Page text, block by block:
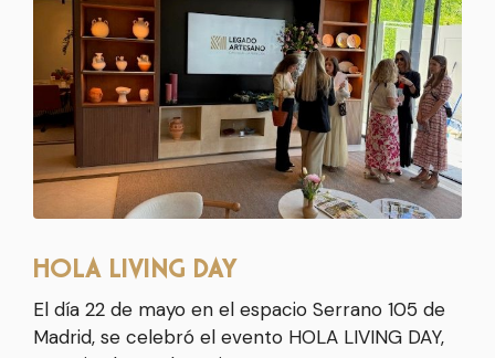
HOLA LIVING DAY
El día 22 de mayo en el espacio Serrano 105 de
Madrid, se celebró el evento HOLA LIVING DAY,